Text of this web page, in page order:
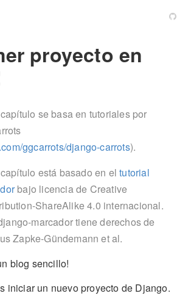
proyecto en
se basa en tutoriales por
ggcarrots/django-carrots).
está basado en eltutorial
bajo licencia de Creative
ShareAlike 4.0 internacional.
marcador tiene derechos de
Zapke-Gündemann et al.
blog sencillo!
iniciar un nuevo proyecto de Django.